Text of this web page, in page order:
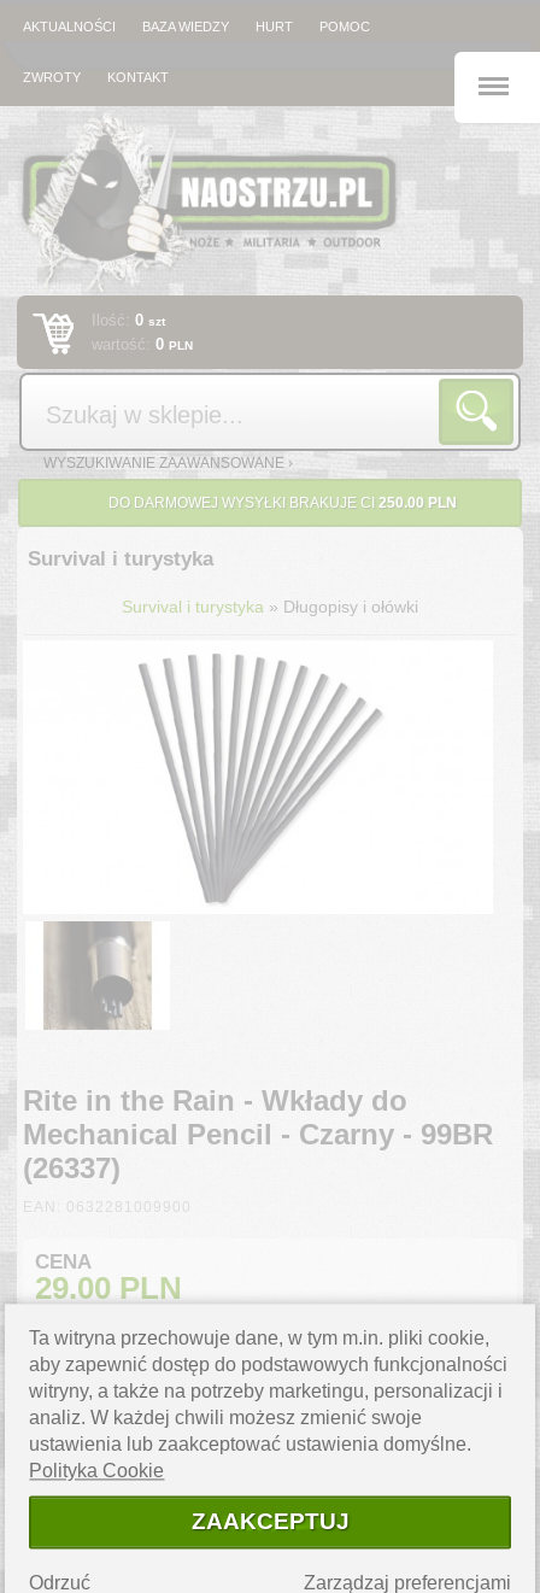
AKTUALNOŚCI BAZA WIEDZY HURT POMOC
ZWROTY KONTAKT
Ilość:0szt
wartość:0PLN
Szukaj
WYSZUKIWANIE ZAAWANSOWANE ›
DO DARMOWEJ WYSYŁKI BRAKUJE CI 250.00 PLN
Survival i turystyka
Survival i turystyka » Długopisy i ołówki
Rite in the Rain - Wkłady do
Mechanical Pencil - Czarny - 99BR
(26337)
EAN: 0632281009900
CENA
29.00 PLN
Karta produktu
ZAPYTAJ O PRODUKT
Masz pytanie? Napisz do nas,
chętnie pomożemy.
PRODUKT
NIEDOSTĘPNY
Produkt chwilowo niedostępny
powiadom mnie o dostawie.
Ta witryna przechowuje dane, w tym m.in. pliki cookie,
aby zapewnić dostęp do podstawowych funkcjonalności
witryny, a także na potrzeby marketingu, personalizacji i
analiz. W każdej chwili możesz zmienić swoje
ustawienia lub zaakceptować ustawienia domyślne.
Polityka Cookie
ZAAKCEPTUJ
Zarządzaj preferencjami
Odrzuć